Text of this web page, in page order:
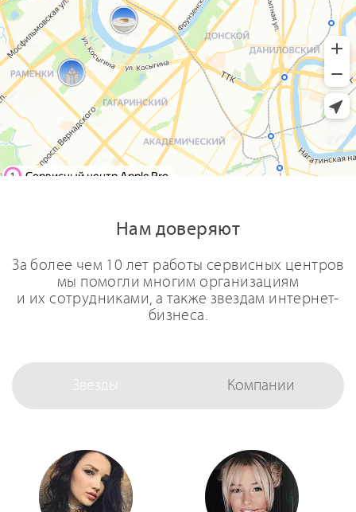
Нам доверяют
За более чем 10 лет работы сервисных центров
мы помогли многим организациям
и их сотрудниками, а также звездам интернет-
бизнеса.
Звезды Компании